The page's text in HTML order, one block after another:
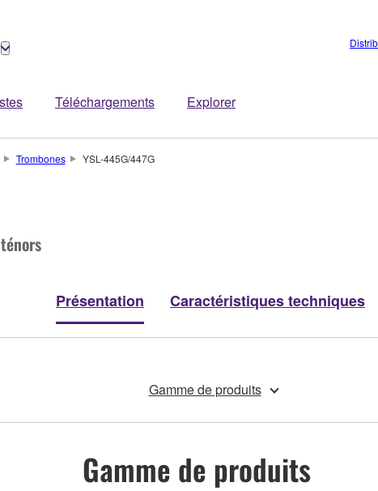
Téléchargements Explorer
Trombones YSL-445G/447G
Présentation Caractéristiques techniques
Gamme de produits
Gamme de produits